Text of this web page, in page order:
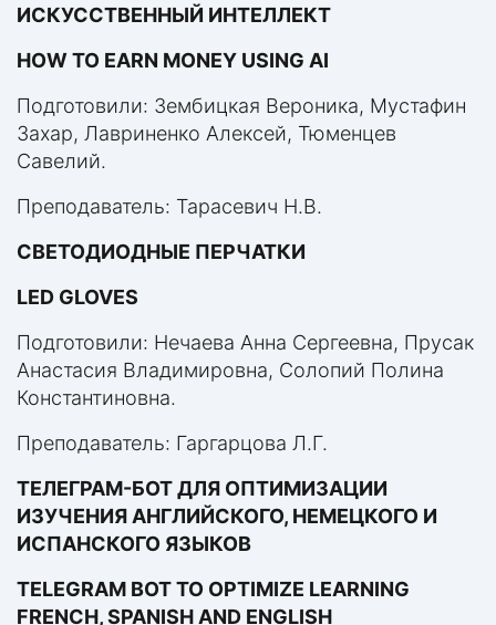
ИСКУССТВЕННЫЙ ИНТЕЛЛЕКТ
HOW TO EARN MONEY USING AI
Подготовили: Зембицкая Вероника, Мустафин
Захар, Лавриненко Алексей, Тюменцев
Савелий.
Преподаватель: Тарасевич Н.В.
СВЕТОДИОДНЫЕ ПЕРЧАТКИ
LED GLOVES
Подготовили: Нечаева Анна Сергеевна, Прусак
Анастасия Владимировна, Солопий Полина
Константиновна.
Преподаватель: Гаргарцова Л.Г.
ТЕЛЕГРАМ-БОТ ДЛЯ ОПТИМИЗАЦИИ
ИЗУЧЕНИЯ АНГЛИЙСКОГО, НЕМЕЦКОГО И
ИСПАНСКОГО ЯЗЫКОВ
TELEGRAM BOT TO OPTIMIZE LEARNING
FRENCH, SPANISH AND ENGLISH